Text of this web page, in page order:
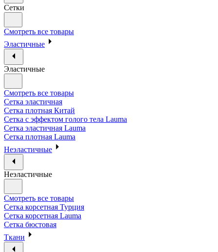
Сетки
Смотреть все товары
Эластичные
Эластичные
Смотреть все товары
Сетка эластичная
Сетка плотная Китай
Сетка с эффектом голого тела Lauma
Сетка эластичная Lauma
Сетка плотная Lauma
Неэластичные
Неэластичные
Смотреть все товары
Сетка корсетная Турция
Сетка корсетная Lauma
Сетка бюстовая
Ткани